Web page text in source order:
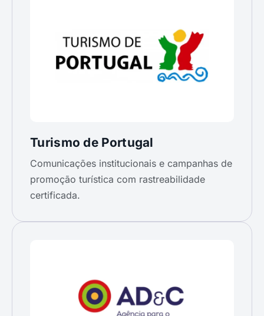
Turismo de Portugal
Comunicações institucionais e campanhas de
promoção turística com rastreabilidade
certificada.